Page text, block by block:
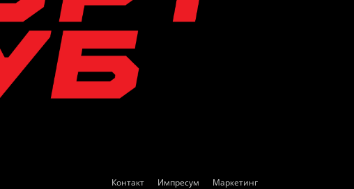
Контакт Импресум Маркетинг